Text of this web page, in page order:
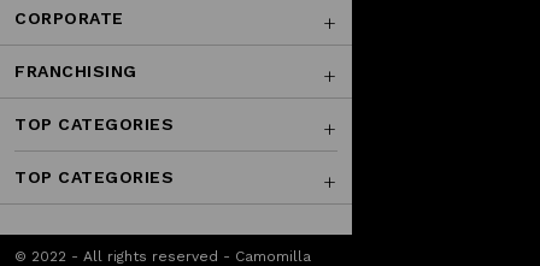
CORPORATE
FRANCHISING
TOP CATEGORIES
TOP CATEGORIES
© 2022 - All rights reserved - Camomilla